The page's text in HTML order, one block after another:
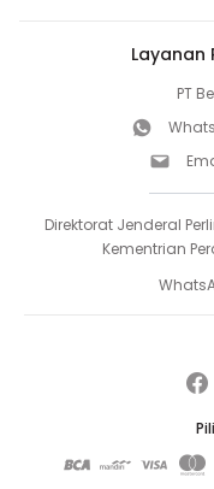
Layanan
PT
Direktorat Jenderal
Kementrian